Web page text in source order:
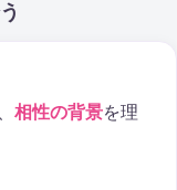
相性の背景を理